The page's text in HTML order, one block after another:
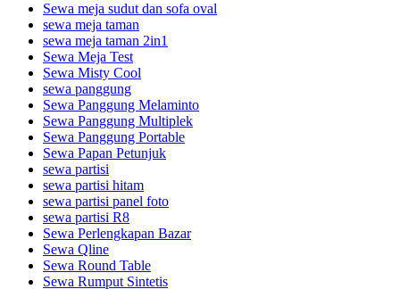
Sewa meja sudut dan sofa oval
sewa meja taman
sewa meja taman 2in1
Sewa Meja Test
Sewa Misty Cool
sewa panggung
Sewa Panggung Melaminto
Sewa Panggung Multiplek
Sewa Panggung Portable
Sewa Papan Petunjuk
sewa partisi
sewa partisi hitam
sewa partisi panel foto
sewa partisi R8
Sewa Perlengkapan Bazar
Sewa Qline
Sewa Round Table
Sewa Rumput Sintetis